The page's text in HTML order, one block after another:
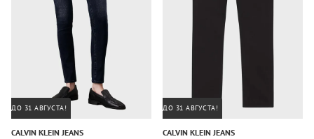
ДО 31 АВГУСТА!
CALVIN KLEIN JEANS
ДО 31 АВГУСТА!
CALVIN KLEIN JEANS